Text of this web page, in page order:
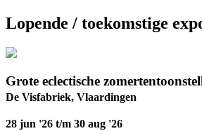
Lopende / toekomstige
Grote eclectische
De Visfabriek, Vlaardingen
28 jun '26 t/m 30 aug '26